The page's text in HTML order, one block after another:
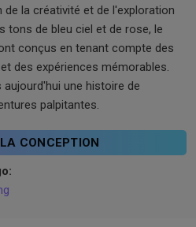
de la créativité et de l'exploration
tons de bleu ciel et de rose, le
conçus en tenant compte des
des expériences mémorables.
une histoire de
palpitantes.
CONCEPTION